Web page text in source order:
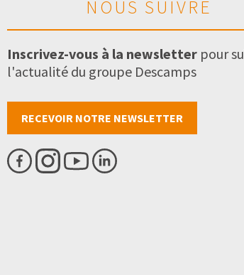
NOUS SUIVRE
Inscrivez-vous à la newsletter pour
l'actualité du groupe Descamps
RECEVOIR NOTRE NEWSLETTER